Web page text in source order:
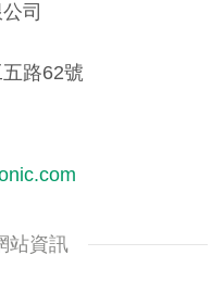
司
路62號
站資訊